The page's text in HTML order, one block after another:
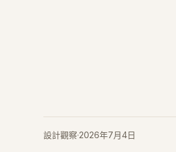
設計觀察·2026年7月4日